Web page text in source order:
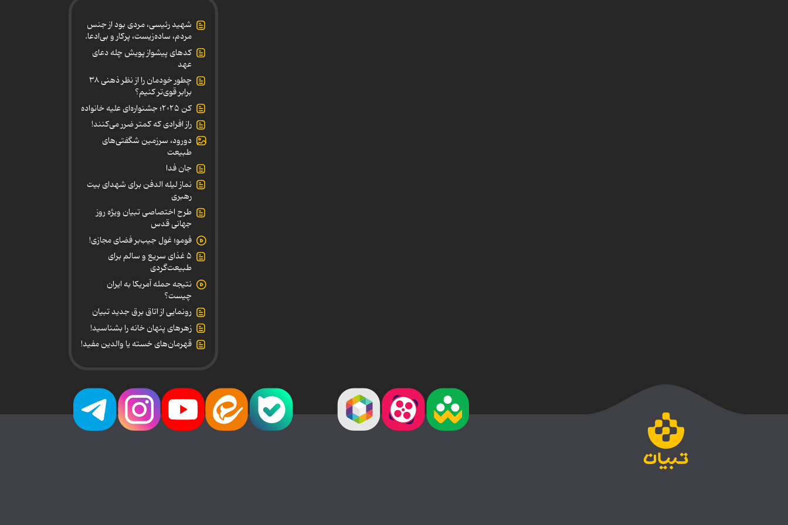
شهید رئیسی، مردی بود از جنس
مردم، ساده‌زیست، پرکار و بی‌ادعا.
کدهای پیشواز پویش چله دعای
عهد
چطور خودمان را از نظر ذهنی ۳۸
برابر قوی‌تر کنیم؟
کن ۲۰۲۵؛ جشنواره‌ای علیه خانواده
راز افرادی که کمتر ضرر می‌کنند!
دورود، سرزمین شگفتی‌های
طبیعت
جان فدا
نماز لیله الدفن برای شهدای بیت
رهبری
طرح اختصاصی تبیان ویژه روز
جهانی قدس
فومو؛ غول جیب‌بر فضای مجازی!
۵ غذای سریع و سالم برای
طبیعت‌گردی
نتیجه حمله آمریکا به ایران
چیست؟
رونمایی از اتاق برق جدید تبیان
زهرهای پنهان خانه را بشناسید!
قهرمان‌های خسته یا والدین مفید!